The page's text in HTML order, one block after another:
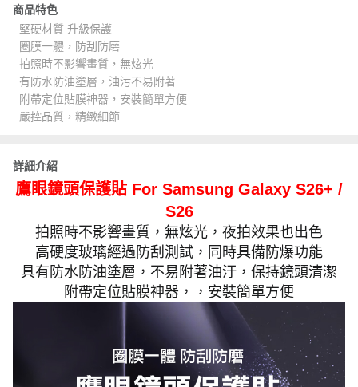
商品特色
堅硬材質 升級保護
圈膜一體，防刮防磨
拍照時不影響畫質，無炫光
有防水防油塗層，油污不易附著
附帶定位貼膜神器，安裝簡單方便
嚴控品質，精緻細節
詳細介紹
鷹眼鏡頭保護貼 For Samsung Galaxy S26+ /
S26
拍照時不影響畫質，無炫光，夜拍效果也出色
高硬度玻璃經過防刮測試，同時具備防爆功能
具有防水防油塗層，不易附著油汙，保持鏡頭清潔
附帶定位貼膜神器，，安裝簡單方便